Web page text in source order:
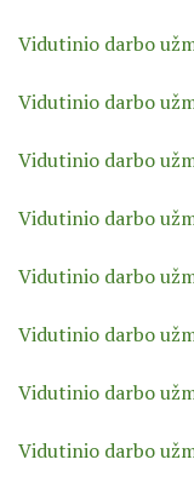
KPD
KPD
KPD
Atviri duomenys
Vidutinio darbo
Vidutinio darbo
Vidutinio darbo
Vidutinio darbo
Vidutinio darbo
Vidutinio darbo
Vidutinio darbo
Vidutinio darbo